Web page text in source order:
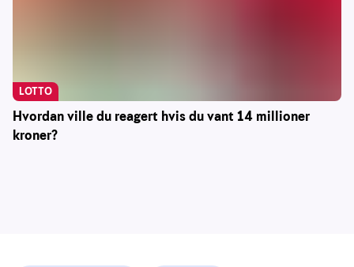
Hvordan ville du reagert hvis du vant 14 millioner
kroner?
LOTTO